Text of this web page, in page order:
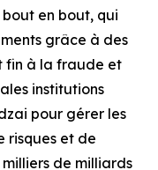
en bout, qui
grâce à des
fin à la fraude et
institutions
pour gérer les
risques et de
de milliards